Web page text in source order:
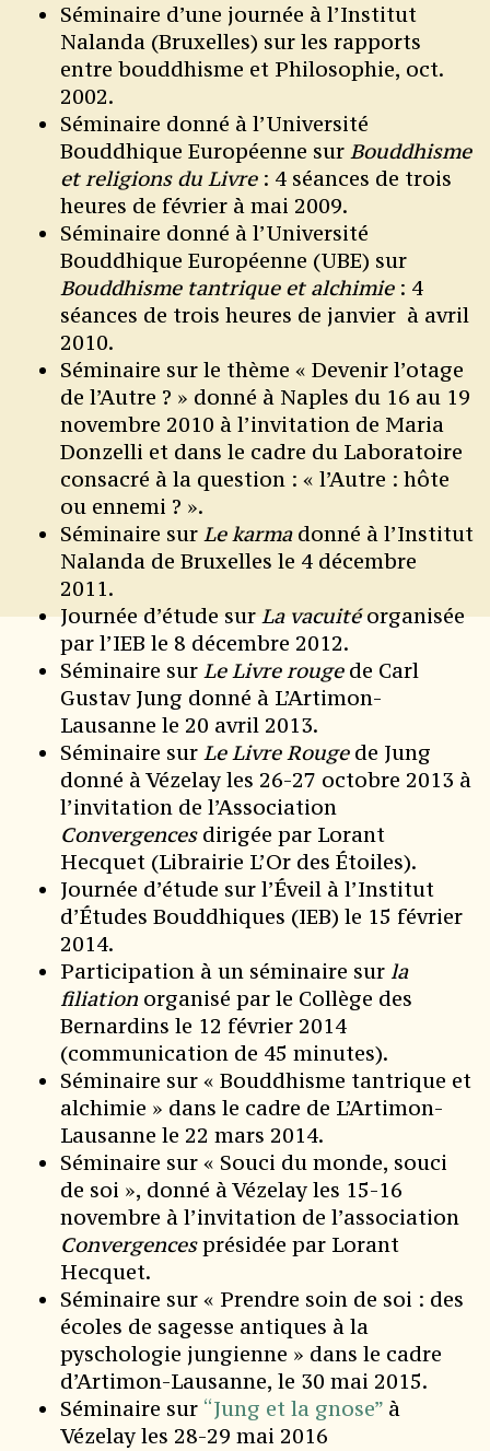
Séminaire d’une journée à l’Institut
Nalanda (Bruxelles) sur les rapports
entre bouddhisme et Philosophie, oct.
2002.
Séminaire donné à l’Université
Bouddhique Européenne sur Bouddhisme
et religions du Livre: 4 séances de trois
heures de février à mai 2009.
Séminaire donné à l’Université
Bouddhique Européenne (UBE) sur
Bouddhisme tantrique et alchimie: 4
séances de trois heures de janvier à avril
2010.
Séminaire sur le thème « Devenir l’otage
de l’Autre ? » donné à Naples du 16 au 19
novembre 2010 à l’invitation de Maria
Donzelli et dans le cadre du Laboratoire
consacré à la question : « l’Autre : hôte
ou ennemi ? ».
Séminaire sur Le karmadonné à l’Institut
Nalanda de Bruxelles le 4 décembre
2011.
Journée d’étude surLa vacuitéorganisée
par l’IEB le 8 décembre 2012.
Séminaire sur Le Livre rougede Carl
Gustav Jung donné à L’Artimon-
Lausanne le 20 avril 2013.
Séminaire sur Le Livre Rougede Jung
donné à Vézelay les 26-27 octobre 2013 à
l’invitation de l’Association
Convergencesdirigée par Lorant
Hecquet (Librairie L’Or des Étoiles).
Journée d’étude sur l’Éveil à l’Institut
d’Études Bouddhiques (IEB) le 15 février
2014.
Participation à un séminaire sur la
filiation organisé par le Collège des
Bernardins le 12 février 2014
(communication de 45 minutes).
Séminaire sur « Bouddhisme tantrique et
alchimie » dans le cadre de L’Artimon-
Lausanne le 22 mars 2014.
Séminaire sur « Souci du monde, souci
de soi », donné à Vézelay les 15-16
novembre à l’invitation de l’association
Convergencesprésidée par Lorant
Hecquet.
Séminaire sur « Prendre soin de soi : des
écoles de sagesse antiques à la
pyschologie jungienne » dans le cadre
d’Artimon-Lausanne, le 30 mai 2015.
Séminaire sur “Jung et la gnose” à
Vézelay les 28-29 mai 2016